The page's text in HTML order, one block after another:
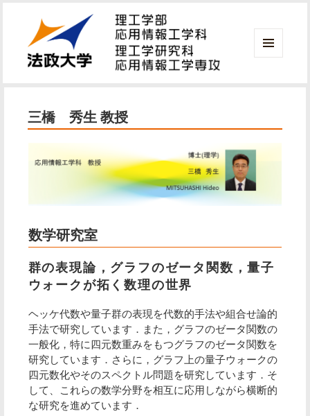
ェッ
三橋 秀生 教授
数学研究室
群の表現論，グラフのゼータ関数，量子
ウォークが拓く数理の世界
ヘッケ代数や量子群の表現を代数的手法や組合せ論的
手法で研究しています．また，グラフのゼータ関数の
一般化，特に四元数重みをもつグラフのゼータ関数を
研究しています．さらに，グラフ上の量子ウォークの
四元数化やそのスペクトル問題を研究しています．そ
して、これらの数学分野を相互に応用しながら横断的
な研究を進めています．